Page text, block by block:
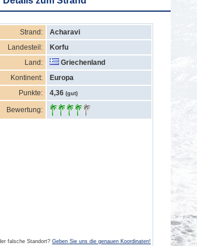
Strand:
Acharavi
Landesteil:
Korfu
Land:
Griechenland
Kontinent:
Europa
Punkte:
4,36 (gut)
Bewertung:
falsche Standort? Geben Sie uns die genauen Koordinaten!